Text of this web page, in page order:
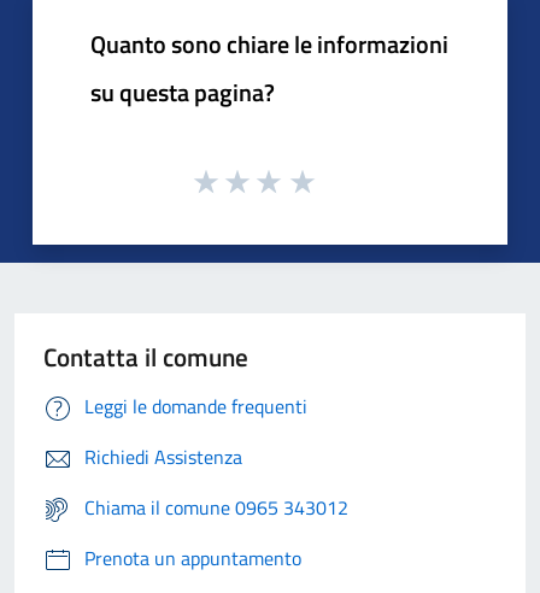
Quanto sono chiare le informazioni
su questa pagina?
Contatta il comune
Leggi le domande frequenti
Richiedi Assistenza
Chiama il comune 0965 343012
Prenota un appuntamento